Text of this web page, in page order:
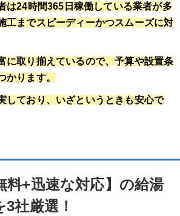
は24時間365日稼働している業者が多
工までスピーディーかつスムーズに対
に取り揃えているので、予算や設置条
かります。
しており、いざというときも安心で
料+迅速な対応】の給湯
社厳選！